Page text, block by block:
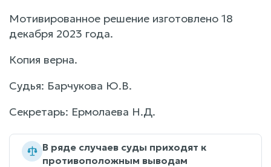
Мотивированное решение изготовлено 18
декабря 2023 года.
Копия верна.
Судья: Барчукова Ю.В.
Секретарь: Ермолаева Н.Д.
В ряде случаев суды приходят к
противоположным выводам